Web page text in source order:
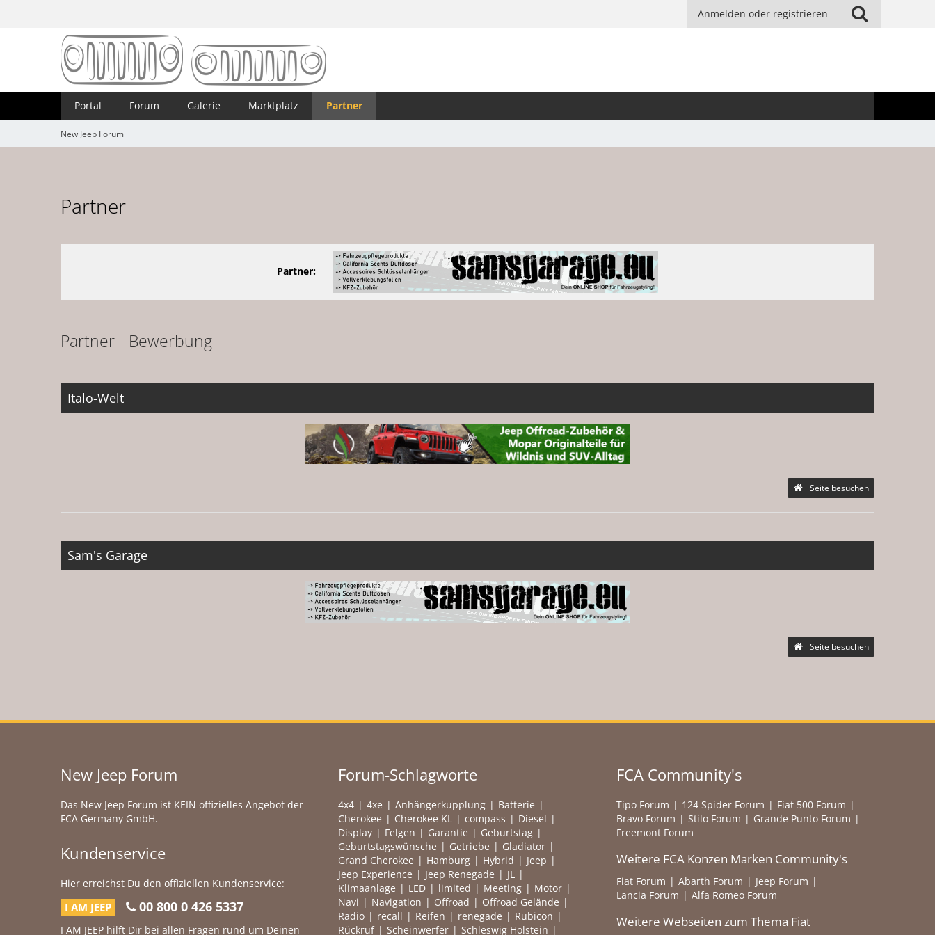
Anmelden oder registrieren
Portal Forum Galerie Marktplatz Partner
New Jeep Forum
Partner
Partner:
Partner Bewerbung
Italo-Welt
Seite besuchen
Sam's Garage
Seite besuchen
New Jeep Forum
Das New Jeep Forum ist KEIN offizielles Angebot der
FCA Germany GmbH.
Kundenservice
Hier erreichst Du den offiziellen Kundenservice:
I AM JEEP 00 800 0 426 5337
I AM JEEP hilft Dir bei allen Fragen rund um Deinen
Forum-Schlagworte
4x4 4xe Anhängerkupplung
Batterie
Cherokee
Cherokee KL compass
Diesel
Display
Felgen Garantie
Geburtstag
Geburtstagswünsche
Getriebe
Gladiator
Grand Cherokee
Hamburg Hybrid
Jeep
Jeep Experience
Jeep Renegade
JL
Klimaanlage
LED limited Meeting
Motor
Navi
Navigation Offroad
Offroad Gelände
Radio
recall Reifen renegade
Rubicon
Rückruf
Scheinwerfer Schleswig Holstein
FCA Community's
Tipo Forum 124 Spider Forum
Fiat 500 Forum
Bravo Forum
Stilo Forum
Grande Punto Forum
Freemont Forum
Weitere FCA Konzen Marken Community's
Fiat Forum Abarth Forum
Jeep Forum
Lancia Forum
Alfa Romeo Forum
Weitere Webseiten zum Thema Fiat